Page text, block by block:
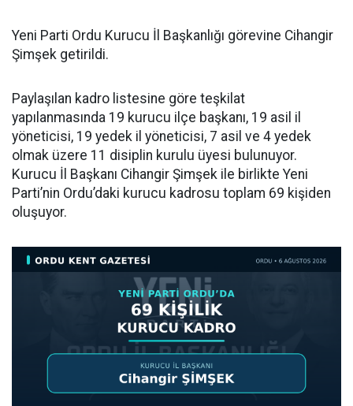
Yeni Parti Ordu Kurucu İl Başkanlığı görevine Cihangir
Şimşek getirildi.
Paylaşılan kadro listesine göre teşkilat
yapılanmasında 19 kurucu ilçe başkanı, 19 asil il
yöneticisi, 19 yedek il yöneticisi, 7 asil ve 4 yedek
olmak üzere 11 disiplin kurulu üyesi bulunuyor.
Kurucu İl Başkanı Cihangir Şimşek ile birlikte Yeni
Parti’nin Ordu’daki kurucu kadrosu toplam 69 kişiden
oluşuyor.